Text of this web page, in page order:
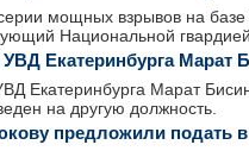
мощных взрывов на
Национальной
УВД Екатеринбурга Марат
Екатеринбурга Марат
на другую должность.
предложили подать в